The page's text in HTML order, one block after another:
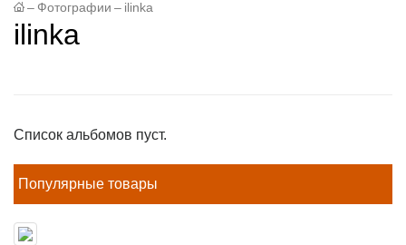
– Фотографии – ilinka
ilinka
Список альбомов пуст.
Популярные товары